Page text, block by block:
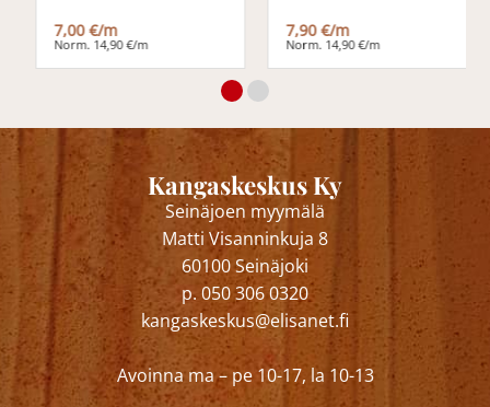
7,00 €/m
Norm. 14,90 €/m
7,90 €/m
Norm. 14,90 €/m
Kangaskeskus Ky
Seinäjoen myymälä
Matti Visanninkuja 8
60100 Seinäjoki
p. 050 306 0320
kangaskeskus@elisanet.fi
Avoinna ma – pe 10-17, la 10-13